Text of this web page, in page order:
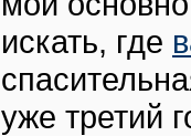
искать, где
уже третий